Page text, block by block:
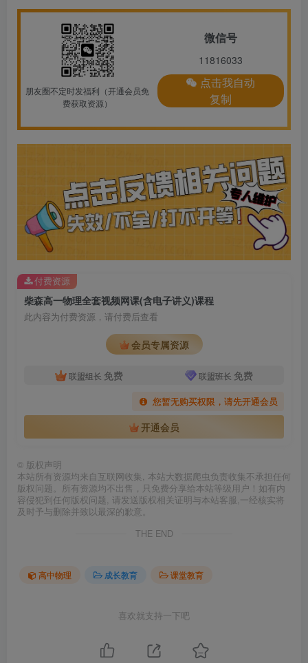
朋友圈不定时发福利（开通会员免
费获取资源）
微信号
11816033
点击我自动
复制
柴森高一物理全套视频网课(含电子讲义)课程
此内容为付费资源，请付费后查看
会员专属资源
联盟组长 免费 联盟班长 免费
您暂无购买权限，请先开通会员
开通会员
付费资源
© 版权声明
本站所有资源均来自互联网收集, 本站大数据爬虫负责收集不承担任何
版权问题。所有资源均不出售，只免费分享给本站等级用户！如有内
容侵犯到任何版权问题, 请发送版权相关证明与本站客服,一经核实将
及时予与删除并致以最深的歉意。
THE END
高中物理 成长教育 课堂教育
喜欢就支持一下吧